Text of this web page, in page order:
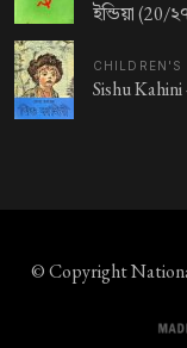
ইন্ডিয়া (20/
CHILDREN'S
Sishu
© Copyright